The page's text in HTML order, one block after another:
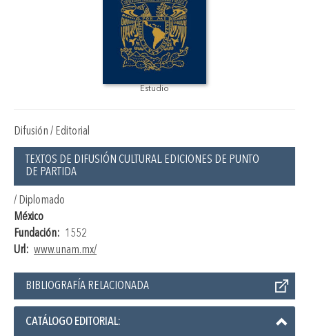
Estudio
Difusión / Editorial
TEXTOS DE DIFUSIÓN CULTURAL. EDICIONES DE PUNTO
DE PARTIDA
/ Diplomado
México
Fundación: 1552
Url: www.unam.mx/
BIBLIOGRAFÍA RELACIONADA
CATÁLOGO EDITORIAL: